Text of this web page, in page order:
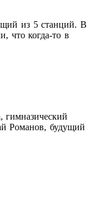
из 5 станций. В
что когда-то в
гимназический
Романов, будущий